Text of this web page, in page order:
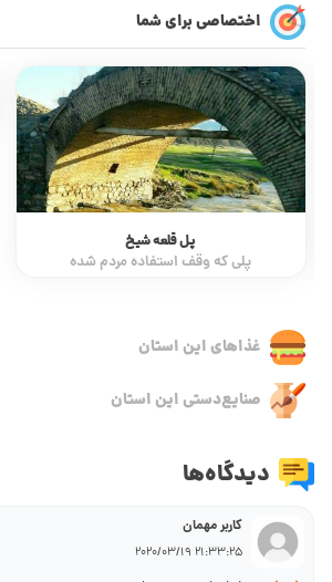
اختصاصی برای شما
پل قلعه شیخ
پلی که وقف استفاده مردم شده
غذاهای این استان
صنایع‌دستی این استان
دیدگاه‌ها
کاربر مهمان
21:33:25 2020/03/19